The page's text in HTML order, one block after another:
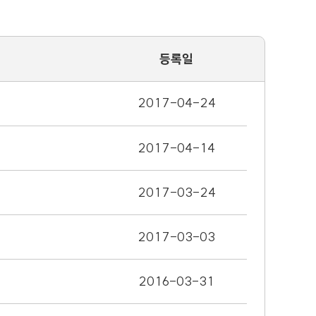
등록일
2017-04-24
2017-04-14
2017-03-24
2017-03-03
2016-03-31